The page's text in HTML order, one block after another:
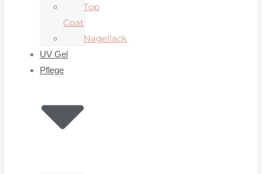
Top
Coat
Nagellack
UV Gel
Pflege